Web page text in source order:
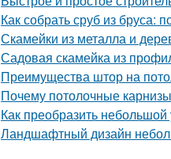
Как собрать сруб из бруса:
Скамейки из металла и
Садовая скамейка из
Преимущества штор на
Почему потолочные
Как преобразить
Ландшафтный дизайн